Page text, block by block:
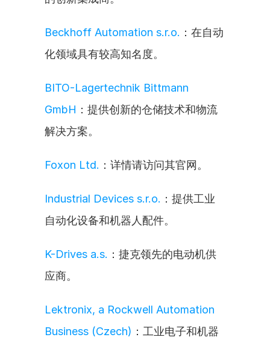
Beckhoff Automation s.r.o. ：在自动
化领域具有较高知名度。
BITO-Lagertechnik Bittmann
GmbH ：提供创新的仓储技术和物流
解决方案。
Foxon Ltd. ：详情请访问其官网。
Industrial Devices s.r.o. ：提供工业
自动化设备和机器人配件。
K-Drives a.s. ：捷克领先的电动机供
应商。
Lektronix, a Rockwell Automation
Business (Czech) ：工业电子和机器